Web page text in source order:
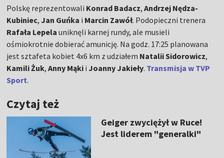
Polskę reprezentowali Konrad Badacz,Andrzej Nędza-
Kubiniec, Jan Guńka i Marcin Zawół. Podopieczni trenera
Rafała Lepelauniknęli karnej rundy, ale musieli
ośmiokrotnie dobierać amunicję. Na godz. 17:25 planowana
jest sztafeta kobiet 4x6 km z udziałem Natalii Sidorowicz,
Kamili Żuk,Anny Mąki i Joanny Jakieły. Transmisja w TVP
Sport.
Czytaj też
Geiger zwyciężył w Ruce!
Jest liderem "generalki"